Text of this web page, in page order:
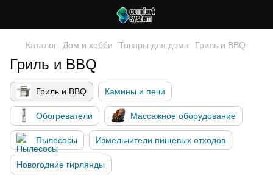
Каталог Дом и хобби Товары для дома Гриль и BBQ
Гриль и BBQ
Гриль и BBQ Камины и печи
Обогреватели Массажное оборудование
Пылесосы Измельчители пищевых отходов
Новогодние гирлянды